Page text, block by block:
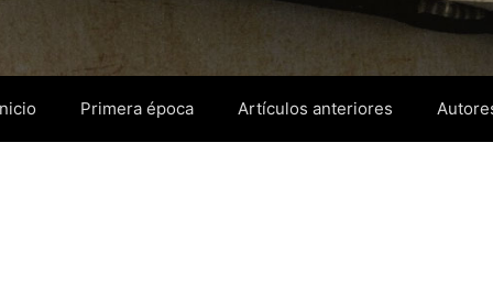
Primera época Artículos anteriores